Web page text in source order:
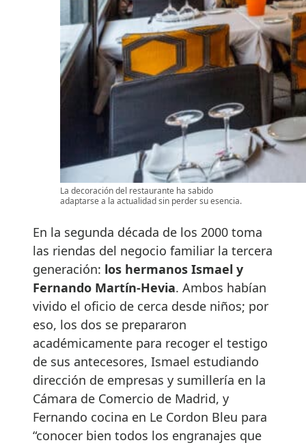
La decoración del restaurante ha sabido
adaptarse a la actualidad sin perder su esencia.
En la segunda década de los 2000 toma
las riendas del negocio familiar la tercera
generación: los hermanos Ismael y
Fernando Martín-Hevia. Ambos habían
vivido el oficio de cerca desde niños; por
eso, los dos se prepararon
académicamente para recoger el testigo
de sus antecesores, Ismael estudiando
dirección de empresas y sumillería en la
Cámara de Comercio de Madrid, y
Fernando cocina en Le Cordon Bleu para
“conocer bien todos los engranajes que